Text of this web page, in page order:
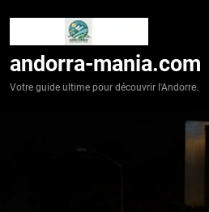
andorra-mania.com
Votre guide ultime pour découvrir l'Andorre.